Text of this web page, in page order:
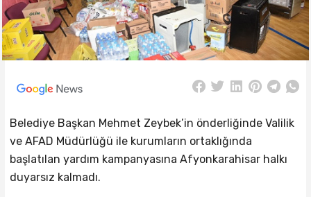
Belediye Başkan Mehmet Zeybek’in önderliğinde Valilik
ve AFAD Müdürlüğü ile kurumların ortaklığında
başlatılan yardım kampanyasına Afyonkarahisar halkı
duyarsız kalmadı.